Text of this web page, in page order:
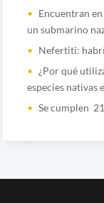
Encuentran
un submarino
Nefertiti:
¿Por qué
especies nativas
Se cumplen